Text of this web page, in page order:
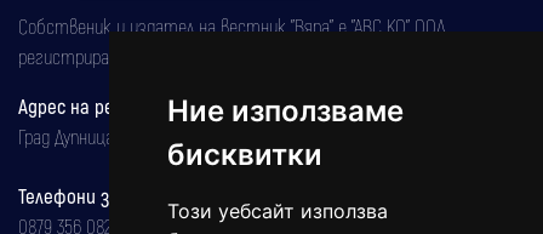
Ние използваме
бисквитки
Този уебсайт използва
Собственик и издател на вестник "Вяра" е "АВС КО" ООД,
регистрирана на 08.05.2002 година.
Адрес на редакцията
Град Дупница, ул.''Христо Ботев" 43
Телефони за реклама и абонаменти
0879 356 082